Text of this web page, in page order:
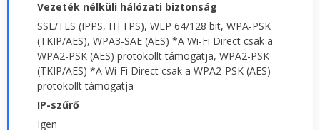
Vezeték nélküli hálózati biztonság
SSL/TLS (IPPS, HTTPS), WEP 64/128 bit, WPA-PSK
(TKIP/AES), WPA3-SAE (AES) *A Wi-Fi Direct csak a
WPA2-PSK (AES) protokollt támogatja, WPA2-PSK
(TKIP/AES) *A Wi-Fi Direct csak a WPA2-PSK (AES)
protokollt támogatja
IP-szűrő
Igen